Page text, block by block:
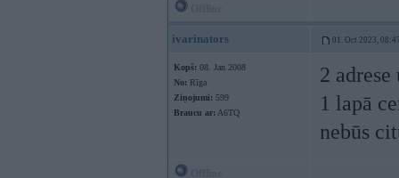
ivarinators 01. Oct 2023,
Kopš: 08. Jan 2008
No: Rīga
Ziņojumi: 599
Braucu ar: A6TQ
2
1 lapā
nebūs